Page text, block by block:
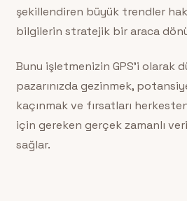
şekillendiren büyük trendler
bilgilerin stratejik bir araca
Bunu işletmenizin GPS’i olarak
pazarınızda gezinmek,
kaçınmak ve fırsatları
için gereken gerçek zamanlı
sağlar.